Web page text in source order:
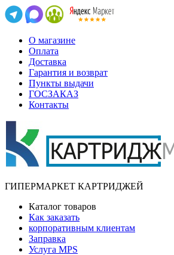
О магазине
Оплата
Доставка
Гарантия и возврат
Пункты выдачи
ГОСЗАКАЗ
Контакты
ГИПЕРМАРКЕТ КАРТРИДЖЕЙ
Каталог товаров
Как заказать
корпоративным клиентам
Заправка
Услуга MPS